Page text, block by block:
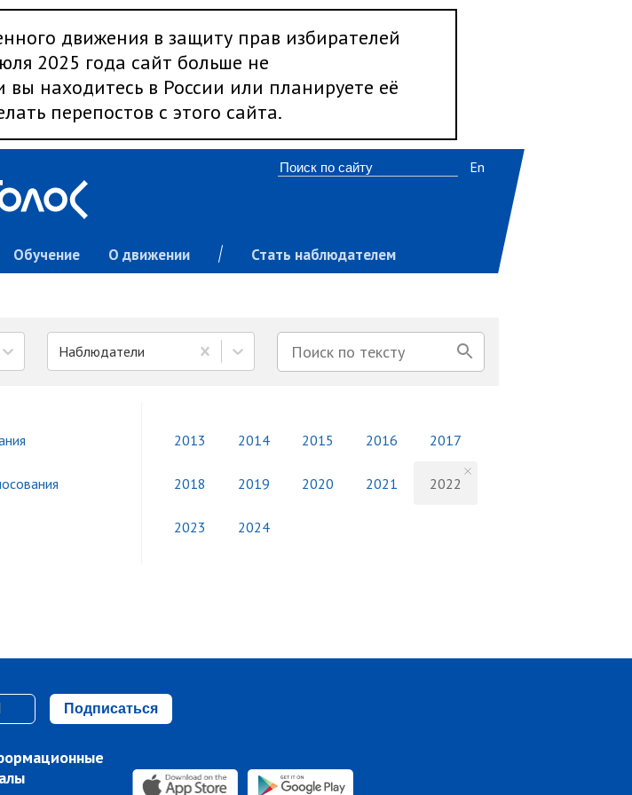
движения в защиту прав избирателей
2025 года сайт больше не
вы находитесь в России или планируете её
перепостов с этого сайта.
Обучение О движении Стать наблюдателем
En
Наблюдатели
2013 2014 2015 2016 2017
2018 2019 2020 2021 2022
2023 2024
Подписаться